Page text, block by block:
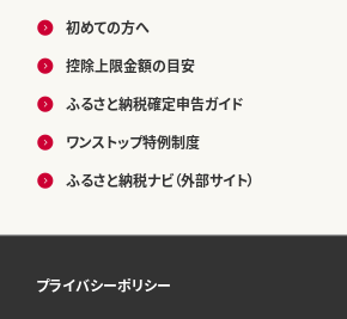
初めての方へ
控除上限金額の目安
ふるさと納税確定申告ガイド
ワンストップ特例制度
ふるさと納税ナビ（外部サイト）
プライバシーポリシー